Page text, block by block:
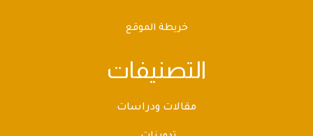
خريطة الموقع
التصنيفات
مقالات ودراسات